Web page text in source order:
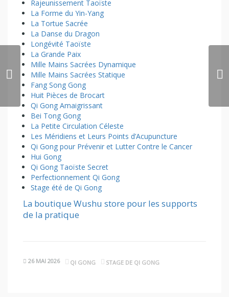
Rajeunissement Taoïste
La Forme du Yin-Yang
La Tortue Sacrée
La Danse du Dragon
Longévité Taoïste
La Grande Paix
Mille Mains Sacrées Dynamique
Mille Mains Sacrées Statique
Fang Song Gong
Huit Pièces de Brocart
Qi Gong Amaigrissant
Bei Tong Gong
La Petite Circulation Céleste
Les Méridiens et Leurs Points d’Acupuncture
Qi Gong pour Prévenir et Lutter Contre le Cancer
Hui Gong
Qi Gong Taoïste Secret
Perfectionnement Qi Gong
Stage été de Qi Gong
La boutique Wushu store pour les supports
de la pratique
26 MAI 2026 QI GONG STAGE DE QI GONG